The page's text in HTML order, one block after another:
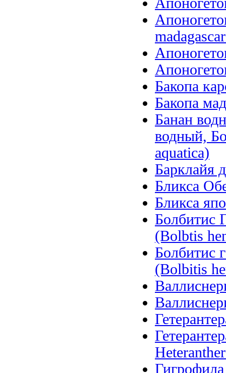
Бакопа
Бакопа
Банан
водный,
aquatica)
Барклайя
Бликса
Бликса
Болбитис
(Bolbtis
Болбитис
(Bolbitis